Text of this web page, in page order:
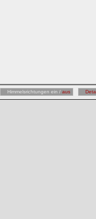
Himmelsrichtungen ein / aus